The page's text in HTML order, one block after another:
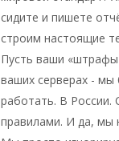
сидите и пишете
строим настоящие
Пусть ваши
ваших серверах - мы
работать. В России.
правилами. И да, мы